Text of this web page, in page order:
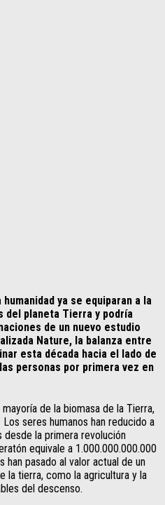
ya se equiparan a la
del planeta Tierra y podría
de un nuevo estudio
Nature, la balanza entre
esta década hacia el lado de
personas por primera vez en
de la biomasa de la Tierra,
seres humanos han reducido a
desde la primera revolución
equivale a 1.000.000.000.000
han pasado al valor actual de un
la tierra, como la agricultura y la
del descenso.